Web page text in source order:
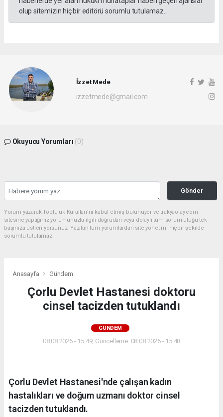
olup sitemizin hiç bir editörü sorumlu tutulamaz...
İzzet Mede
izzetmede@gmail.com
Okuyucu Yorumları (0)
Gönder
Yorum yazarak Topluluk Kuralları’nı kabul etmiş bulunuyor ve trakyaolay.com
sitesine yaptığınız yorumunuzla ilgili doğrudan veya dolaylı tüm sorumluluğu tek
başınıza üstleniyorsunuz. Yazılan tüm yorumlardan site yönetimi hiçbir şekilde
sorumlu tutulamaz.
Anasayfa Gündem
Çorlu Devlet Hastanesi doktoru
cinsel tacizden tutuklandı
GÜNDEM
08.08.2026 - 15:49, Güncelleme: 08.08.2026 - 15:48
Çorlu Devlet Hastanesi'nde çalışan kadın
hastalıkları ve doğum uzmanı doktor cinsel
tacizden tutuklandı.